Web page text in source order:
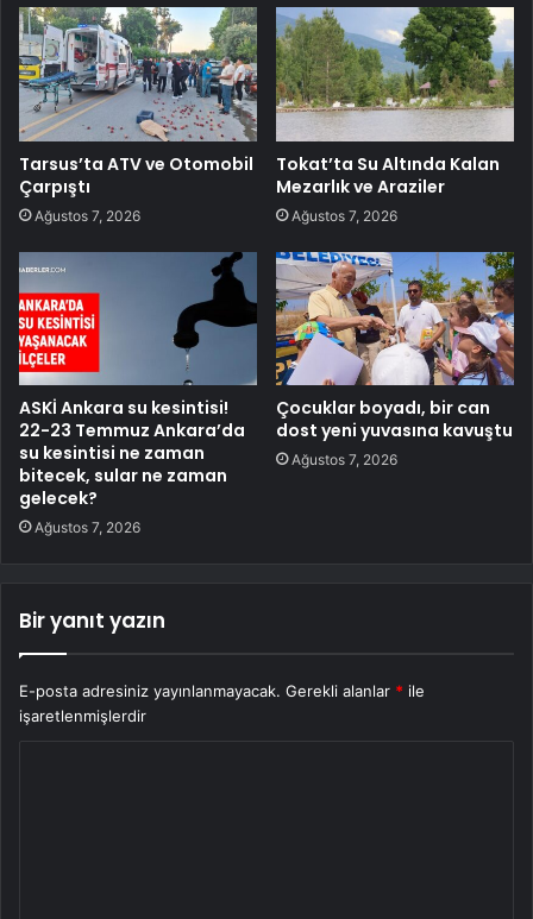
Tarsus’ta ATV ve Otomobil
Çarpıştı
Ağustos 7, 2026
Tokat’ta Su Altında Kalan
Mezarlık ve Araziler
Ağustos 7, 2026
ASKİ Ankara su kesintisi!
22-23 Temmuz Ankara’da
su kesintisi ne zaman
bitecek, sular ne zaman
gelecek?
Ağustos 7, 2026
Çocuklar boyadı, bir can
dost yeni yuvasına kavuştu
Ağustos 7, 2026
Bir yanıt yazın
E-posta adresiniz yayınlanmayacak. Gerekli alanlar * ile
işaretlenmişlerdir